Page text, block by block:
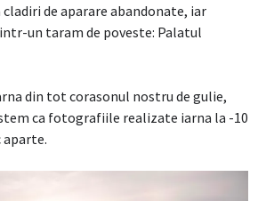
de aparare abandonate, iar
un taram de poveste: Palatul
din tot corasonul nostru de gulie,
ca fotografiile realizate iarna la -10
aparte.